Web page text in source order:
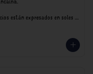
están expresados en soles e